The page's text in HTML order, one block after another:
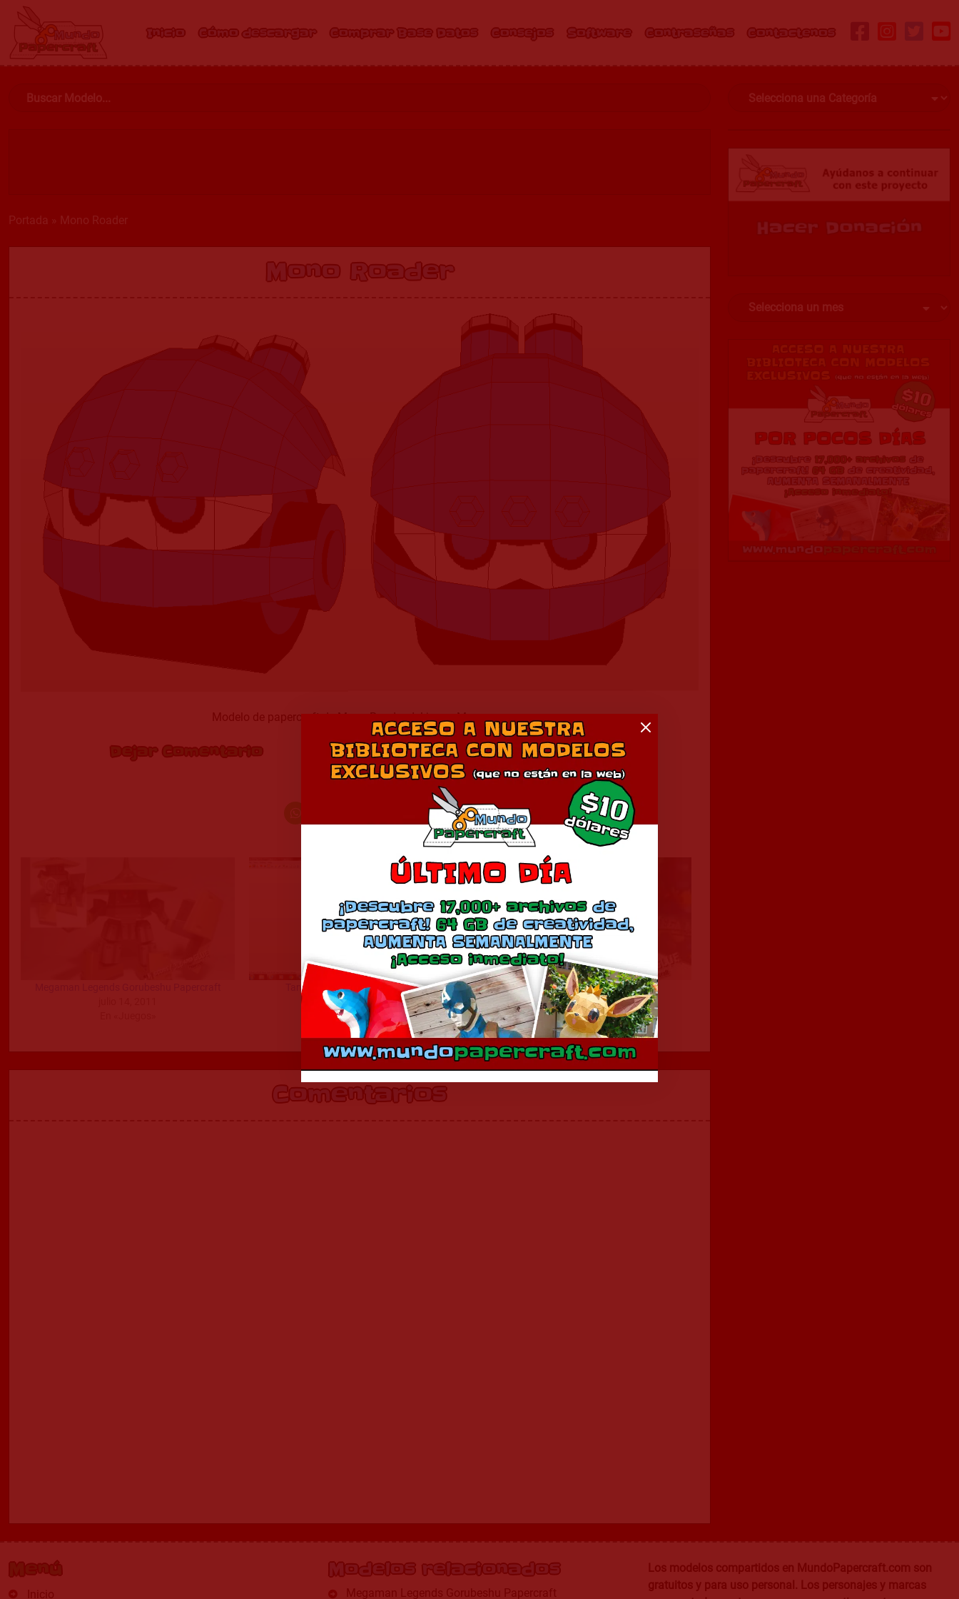
Inicio Cómo descargar Comprar Base Datos Consejos Software Contraseñas Contactenos
Portada Mono Roader
Mono Roader
Modelo de papercraft de Mono Roader del juego Megaman
Dejar Comentario Descargar Modelo
Tanque de Energía de Megaman
diciembre 3, 2014
En «Juegos»
Megaman Volnutt
diciembre 6, 2017
En «Juegos»
Comentarios
Menú
Inicio
Modelos relacionados
Megaman Legends Gorubeshu Papercraft
Los modelos compartidos en MundoPapercraft.com son
gratuitos y para uso personal. Los personajes y marcas